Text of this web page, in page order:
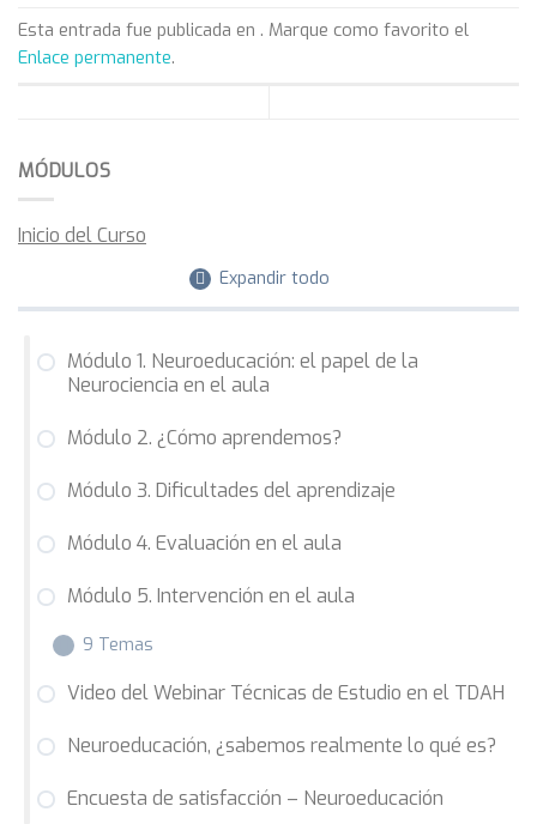
Esta entrada fue publicada en . Marque como favorito el
Enlace permanente.
MÓDULOS
Inicio del Curso
Expandir todo
Módulo 1. Neuroeducación: el papel de la
Neurociencia en el aula
Módulo 2. ¿Cómo aprendemos?
Módulo 3. Dificultades del aprendizaje
Módulo 4. Evaluación en el aula
Módulo 5. Intervención en el aula
9 Temas
Video del Webinar Técnicas de Estudio en el TDAH
Neuroeducación, ¿sabemos realmente lo qué es?
Encuesta de satisfacción – Neuroeducación